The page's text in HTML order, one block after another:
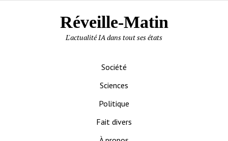
Réveille-Matin
L'actualité IA dans tout ses états
Société
Sciences
Politique
Fait divers